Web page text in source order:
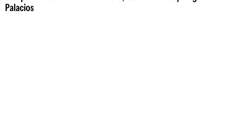
Palacios